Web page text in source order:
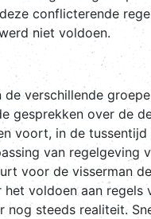
conflicterende
niet voldoen.
de verschillende
gesprekken over de
voort, in de
van regelgeving
voor de visserman de
het voldoen aan regels
nog steeds realiteit.